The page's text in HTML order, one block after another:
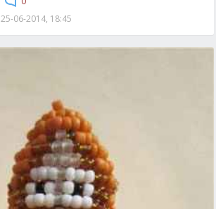
25-06-2014, 18:45